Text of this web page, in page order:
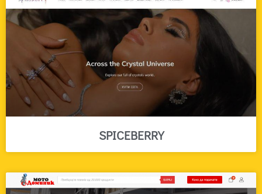
SPICEBERRY